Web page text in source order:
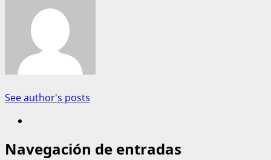
See author's posts
Navegación de entradas